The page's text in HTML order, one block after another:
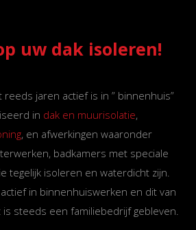
uw dak isoleren!
jaren actief is in ” binnenhuis”
in dak en muurisolatie,
, en afwerkingen waaronder
badkamers met speciale
tegelijk isoleren en waterdicht zijn.
in binnenhuiswerken en dit van
steeds een familiebedrijf gebleven.